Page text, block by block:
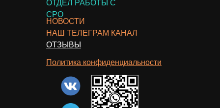
Политика конфиденциальности
ОТДЕЛ РАБОТЫ С
СРО
НОВОСТИ
ОТЗЫВЫ
НАШ ТЕЛЕГРАМ КАНАЛ